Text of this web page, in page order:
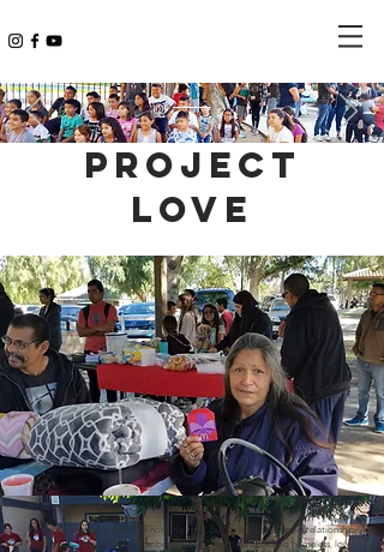
Project
Love
Project Love was created to not only help, but to lead lives into a relationship
with Jesus. Our amazing members at our Church give back to homeless, low-